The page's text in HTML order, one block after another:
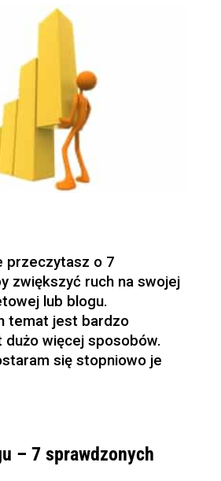
przeczytasz o 7
zwiększyć ruch na swojej
lub blogu.
temat jest bardzo
dużo więcej sposobów.
się stopniowo je
– 7 sprawdzonych